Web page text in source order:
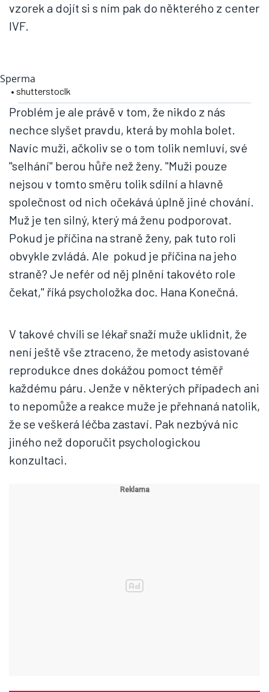
vzorek a dojít si s ním pak do některého z center
IVF.
Sperma
• shutterstoclk
Problém je ale právě v tom, že nikdo z nás
nechce slyšet pravdu, která by mohla bolet.
Navíc muži, ačkoliv se o tom tolik nemluví, své
"selhání" berou hůře než ženy. "Muži pouze
nejsou v tomto směru tolik sdílní a hlavně
společnost od nich očekává úplně jiné chování.
Muž je ten silný, který má ženu podporovat.
Pokud je příčina na straně ženy, pak tuto roli
obvykle zvládá. Ale pokud je příčina na jeho
straně? Je nefér od něj plnění takovéto role
čekat," říká psycholožka doc. Hana Konečná.
V takové chvíli se lékař snaží muže uklidnit, že
není ještě vše ztraceno, že metody asistované
reprodukce dnes dokážou pomoct téměř
každému páru. Jenže v některých případech ani
to nepomůže a reakce muže je přehnaná natolik,
že se veškerá léčba zastaví. Pak nezbývá nic
jiného než doporučit psychologickou
konzultaci.